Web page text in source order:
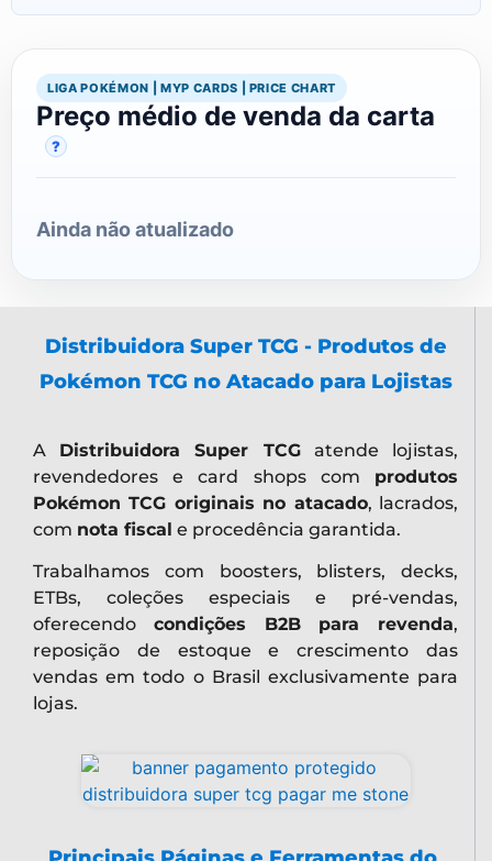
LIGA POKÉMON | MYP CARDS | PRICE CHART
Preço médio de venda da carta
?
Ainda não atualizado
Distribuidora Super TCG - Produtos de
Pokémon TCG no Atacado para Lojistas
A Distribuidora Super TCGatende lojistas,
revendedores e card shops com produtos
Pokémon TCG originais no atacado, lacrados,
com nota fiscal e procedência garantida.
Trabalhamos com boosters, blisters, decks,
ETBs, coleções especiais e pré-vendas,
oferecendo condições B2B para revenda,
reposição de estoque e crescimento das
vendas em todo o Brasil exclusivamente para
lojas.